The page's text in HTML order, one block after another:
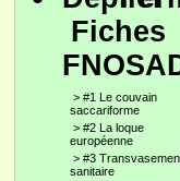
Fiches
> #1 Le couvain
saccariforme
> #2 La loque
européenne
> #3
sanitaire